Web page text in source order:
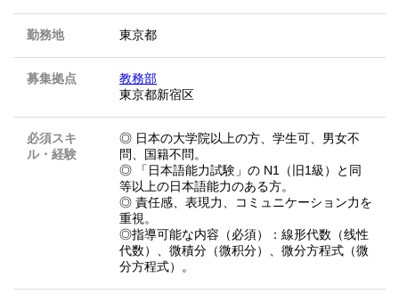
勤務地 東京都
募集拠点
教務部
東京都新宿区
必須スキ
ル・経験
◎ 日本の大学院以上の方、学生可、男女不
問、国籍不問。
◎ 「日本語能力試験」の N1（旧1級）と同
等以上の日本語能力のある方。
◎ 責任感、表現力、コミュニケーション力を
重視。
◎指導可能な内容（必須）：線形代数（线性
代数）、微積分（微积分）、微分方程式（微
分方程式）。